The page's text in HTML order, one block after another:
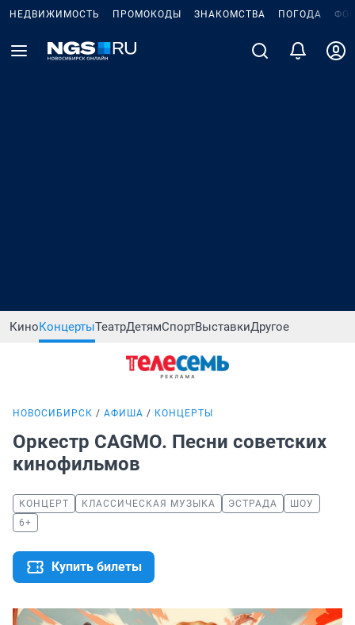
НЕДВИЖИМОСТЬ ПРОМОКОДЫ ЗНАКОМСТВА ПОГОДА
КиноКонцертыТеатрДетямСпортВыставкиДругое
НОВОСИБИРСК АФИША КОНЦЕРТЫ
Оркестр CAGMO. Песни советских
кинофильмов
КОНЦЕРТ КЛАССИЧЕСКАЯ МУЗЫКА ЭСТРАДА
ШОУ
6+
Купить билеты